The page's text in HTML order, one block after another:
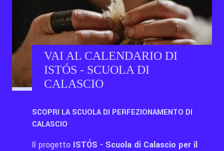
VAI AL CALENDARIO DI
ISTÓS - SCUOLA DI
CALASCIO
SCOPRI LA SCUOLA DI PERFEZIONAMENTO DI
CALASCIO
Il progetto ISTÓS - Scuola di Calascio per il